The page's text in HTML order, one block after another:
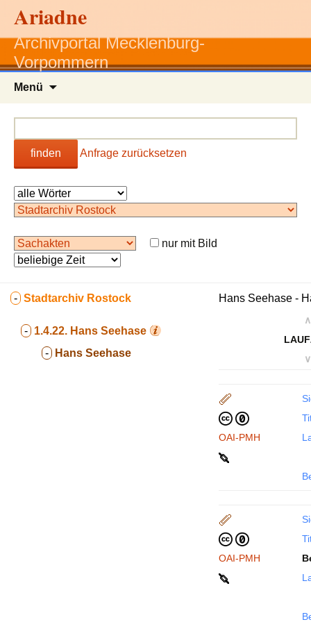
Ariadne
Archivportal Mecklenburg-
Vorpommern
Menü
finden Anfrage zurücksetzen
nur mit Bild
- Stadtarchiv Rostock
- 1.4.22. Hans Seehase
- Hans Seehase
Hans Seehase -
∧
∨
OAI-PMH
OAI-PMH